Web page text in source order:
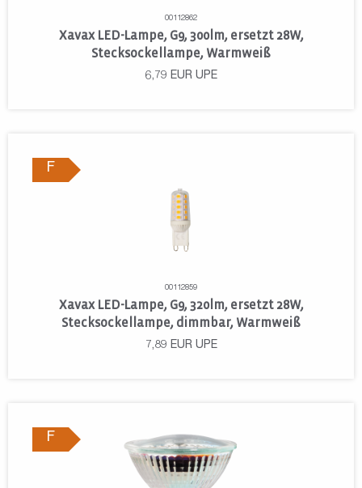
00112862
Xavax LED-Lampe, G9, 300lm, ersetzt 28W,
Stecksockellampe, Warmweiß
6,79 EUR UPE
F
00112859
Xavax LED-Lampe, G9, 320lm, ersetzt 28W,
Stecksockellampe, dimmbar, Warmweiß
7,89 EUR UPE
F